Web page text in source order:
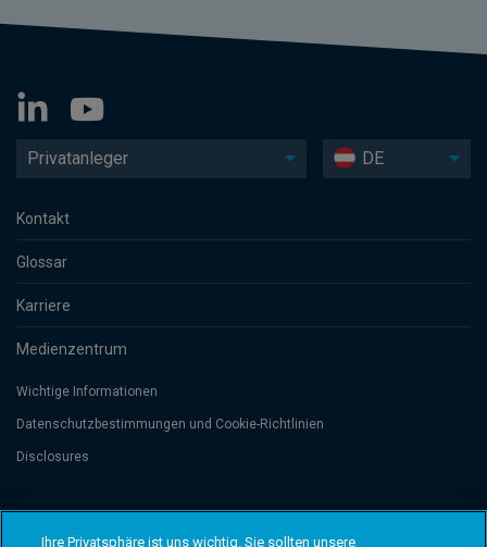
Privatanleger DE
Kontakt
Glossar
Karriere
Medienzentrum
Wichtige Informationen
Datenschutzbesti­mmungen und Cookie-Richtlinien
Disclosures
de Commerce et des Sociétés (Luxembourg), No. B 110242 and/or
Ihre Privatsphäre ist uns wichtig. Sie sollten unsere